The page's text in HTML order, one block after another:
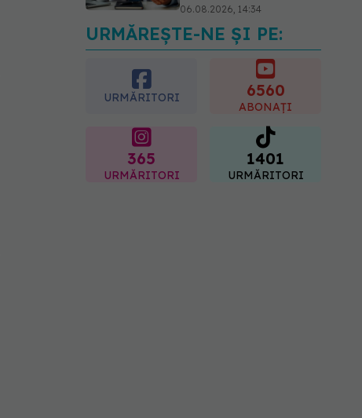
06.08.2026, 14:34
Greșeala pe care milioane
de femei o fac când își
cumpără sutien. Un medic
explică metoda corectă
06.08.2026, 18:08
URMĂREȘTE-NE ȘI PE:
URMĂRITORI 6560
ABONAȚI
365
URMĂRITORI
1401
URMĂRITORI